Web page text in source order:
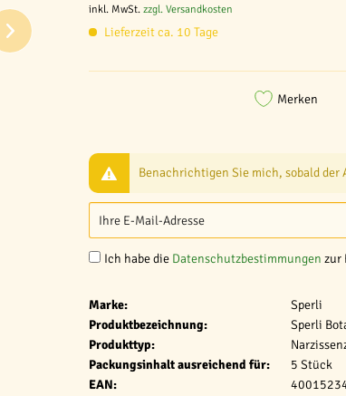
Benachrichtigen Sie mich, sobald
Ich habe die Datenschutzbestimmungen zur
Marke:
Sperli
Produktbezeichnung:
Sperli
Produkttyp:
Packungsinhalt ausreichend für:
5 Stück
EAN:
inkl. MwSt. zzgl. Versandkosten
Lieferzeit ca. 10 Tage
Merken